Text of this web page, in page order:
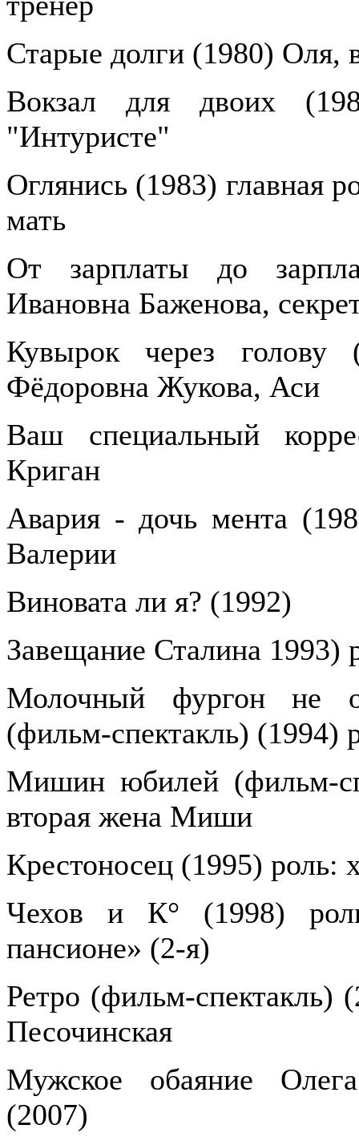
Старые долги (1980) Оля,
Вокзал для двоих
"Интуристе"
Оглянись (1983) главная
мать
От зарплаты до
Ивановна Баженова,
Кувырок через голову
Фёдоровна Жукова, Аси
Ваш специальный
Криган
Авария - дочь мента
Валерии
Виновата ли я? (1992)
Завещание Сталина 1993)
Молочный фургон не
(фильм-спектакль) (1994)
Мишин юбилей (фильм-
вторая жена Миши
Крестоносец (1995) роль:
Чехов и К° (1998)
пансионе» (2-я)
Ретро (фильм-спектакль)
Песочинская
Мужское обаяние
(2007)